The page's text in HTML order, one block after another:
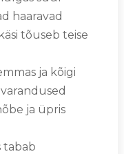
haaravad
tõuseb teise
ja kõigi
ja üpris
tabab